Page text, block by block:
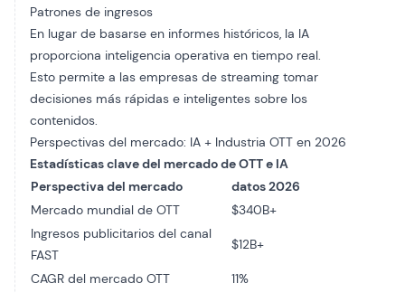
Patrones de ingresos
En lugar de basarse en informes históricos, la IA
proporciona inteligencia operativa en tiempo real.
Esto permite a las empresas de streaming tomar
decisiones más rápidas e inteligentes sobre los
contenidos.
Perspectivas del mercado: IA + Industria OTT en 2026
Estadísticas clave del mercado de OTT e IA
Perspectiva del mercado
datos 2026
Mercado mundial de OTT
$340B+
Ingresos publicitarios del canal
FAST
$12B+
CAGR del mercado OTT
11%